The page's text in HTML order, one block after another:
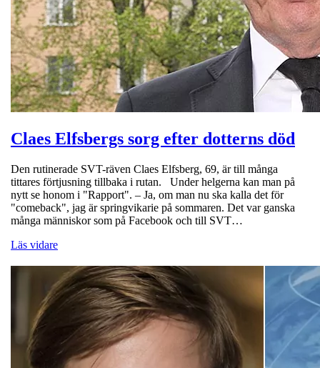
Claes Elfsbergs sorg efter dotterns död
Den rutinerade SVT-räven Claes Elfsberg, 69, är till många
tittares förtjusning tillbaka i rutan. Under helgerna kan man på
nytt se honom i "Rapport". – Ja, om man nu ska kalla det för
"comeback", jag är springvikarie på sommaren. Det var ganska
många människor som på Facebook och till SVT…
Läs vidare